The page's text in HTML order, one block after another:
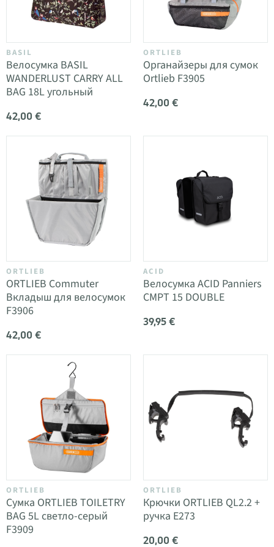
BASIL
Велосумка BASIL
WANDERLUST CARRY ALL
BAG 18L угольный
42,00 €
ORTLIEB
Органайзеры для сумок
Ortlieb F3905
42,00 €
ORTLIEB
ORTLIEB Commuter
Вкладыш для велосумок
F3906
42,00 €
ACID
Велосумка ACID Panniers
CMPT 15 DOUBLE
39,95 €
ORTLIEB
Сумка ORTLIEB TOILETRY
BAG 5L светло-серый
F3909
ORTLIEB
Крючки ORTLIEB QL2.2 +
ручка E273
20,00 €